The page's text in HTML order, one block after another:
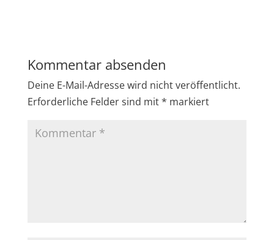
Kommentar absenden
Deine E-Mail-Adresse wird nicht veröffentlicht.
Erforderliche Felder sind mit* markiert